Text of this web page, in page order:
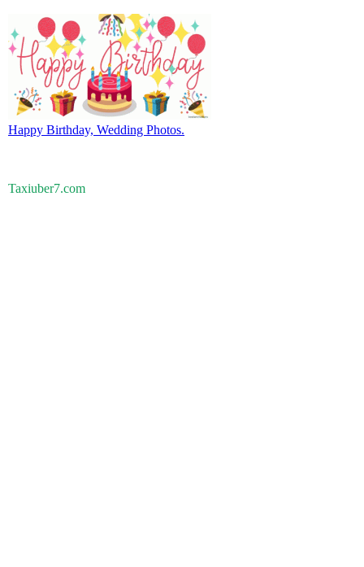
Happy Birthday, Wedding Photos.
Taxiuber7.com